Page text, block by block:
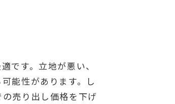
です。立地が悪い、
能性があります。し
売り出し価格を下げ